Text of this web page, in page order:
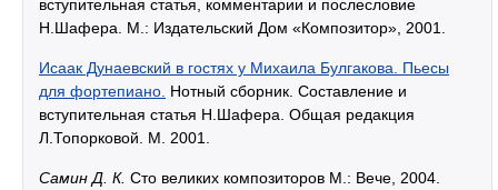
вступительная статья, комментарии и послесловие
Н.Шафера. М.: Издательский Дом «Композитор», 2001.
Исаак Дунаевский в гостях у Михаила Булгакова. Пьесы
для фортепиано. Нотный сборник. Составление и
вступительная статья Н.Шафера. Общая редакция
Л.Топорковой. М. 2001.
Самин Д. К. Сто великих композиторов М.: Вече, 2004.